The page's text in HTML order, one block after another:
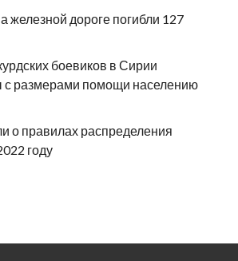
железной дороге погибли 127
боевиков в Сирии
с размерами помощи населению
о правилах распределения
году